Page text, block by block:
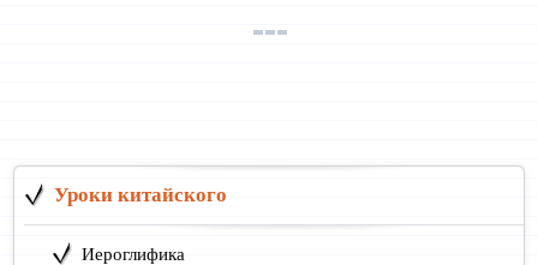
Уроки китайского
Иероглифика